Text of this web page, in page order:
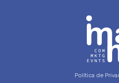
Política de